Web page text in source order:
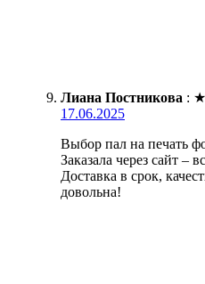
Лиана Постникова : ★
17.06.2025
Выбор пал на печать
Заказала через сайт –
Доставка в срок,
довольна!